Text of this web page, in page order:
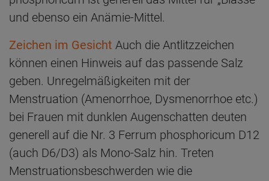
und ebenso ein Anämie-Mittel.
Zeichen im Gesicht Auch die Antlitzzeichen
können einen Hinweis auf das passende Salz
geben. Unregelmäßigkeiten mit der
Menstruation (Amenorrhoe, Dysmenorrhoe etc.)
bei Frauen mit dunklen Augenschatten deuten
generell auf die Nr. 3 Ferrum phosphoricum D12
(auch D6/D3) als Mono-Salz hin. Treten
Menstruationsbeschwerden wie die